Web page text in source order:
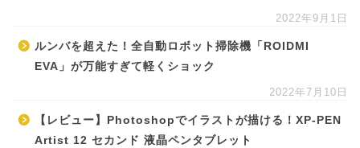
2022年9月1日
ルンバを超えた！全自動ロボット掃除機「ROIDMI
EVA」が万能すぎて軽くショック
2022年7月10日
【レビュー】Photoshopでイラストが描ける！XP-PEN
Artist 12 セカンド 液晶ペンタブレット